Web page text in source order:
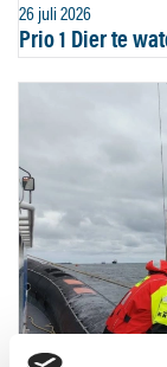
26 juli 2026
Prio 1 Dier te